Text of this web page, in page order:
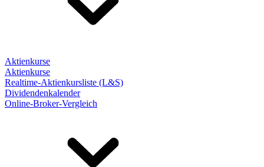
Aktienkurse
Aktienkurse
Realtime-Aktienkursliste (L&S)
Dividendenkalender
Online-Broker-Vergleich